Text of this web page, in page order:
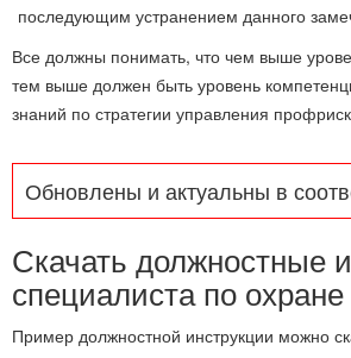
последующим устранением данного
Все должны понимать, что чем выше
тем выше должен быть уровень
знаний по стратегии управления
Обновлены и актуальны в
Скачать должностные
специалиста по
Пример должностной инструкции можно